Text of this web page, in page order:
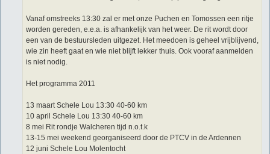
Vanaf omstreeks 13:30 zal er met onze Puchen en Tomossen een ritje
worden gereden, e.e.a. is afhankelijk van het weer. De rit wordt door
een van de bestuursleden uitgezet. Het meedoen is geheel vrijblijvend,
wie zin heeft gaat en wie niet blijft lekker thuis. Ook vooraf aanmelden
is niet nodig.
Het programma 2011
13 maart Schele Lou 13:30 40-60 km
10 april Schele Lou 13:30 40-60 km
8 mei Rit rondje Walcheren tijd n.o.t.k
13-15 mei weekend georganiseerd door de PTCV in de Ardennen
12 juni Schele Lou Molentocht